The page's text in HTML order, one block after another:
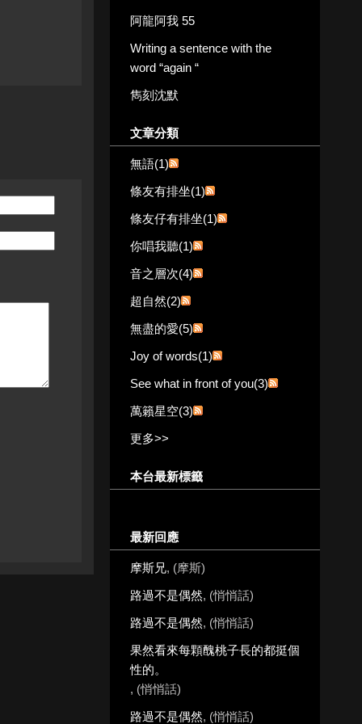
阿龍阿我 55
Writing a sentence with the
word “again “
雋刻沈默
文章分類
無語(1)
條友有排坐(1)
條友仔有排坐(1)
你唱我聽(1)
音之層次(4)
超自然(2)
無盡的愛(5)
Joy of words(1)
See what in front of you(3)
萬籟星空(3)
更多>>
本台最新標籤
最新回應
摩斯兄, (摩斯)
路過不是偶然, (悄悄話)
路過不是偶然, (悄悄話)
果然看來每顆醜桃子長的都挺個
性的。
, (悄悄話)
路過不是偶然, (悄悄話)